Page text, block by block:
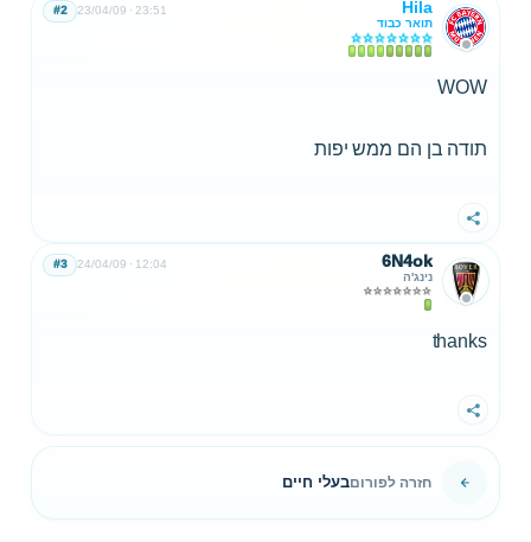
Hila
תואר כבוד
23/04/09 23:51
#2
WOW
תודה בן הם ממש יפות
שתף
6N4ok
נינג'ה
24/04/09 12:04
#3
thanks
שתף
חזרה לפורוםבעלי חיים